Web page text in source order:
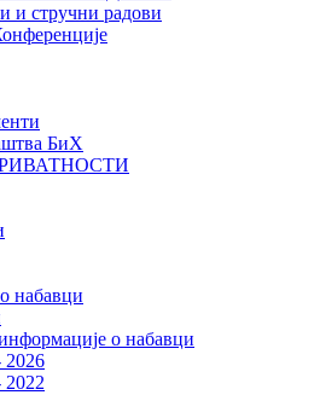
и стручни радови
БиХ
набавци
о набавци
2026
2022